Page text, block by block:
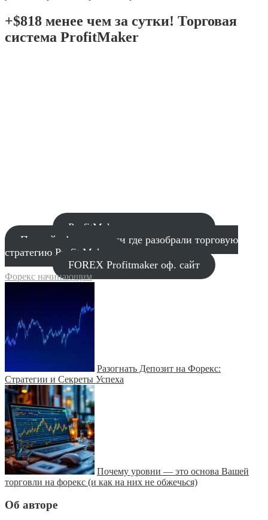
+$818 менее чем за сутки! Торговая
система ProfitMaker
ProfitMaker закрытая группа
Прямой эфир в записи где разобрали торговую
стратегию Profit Maker
FOREX Profitmaker оф. сайт
Форекс начинающим
Разогнать Депозит на Форекс:
Стратегии и Секреты Успеха
Почему уровни — это основа Вашей
торговли на форекс (и как на них не обжечься)
Об авторе